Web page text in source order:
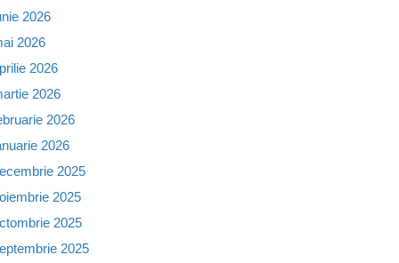
2026
2026
2026
2026
2026
2026
2025
2025
2025
2025